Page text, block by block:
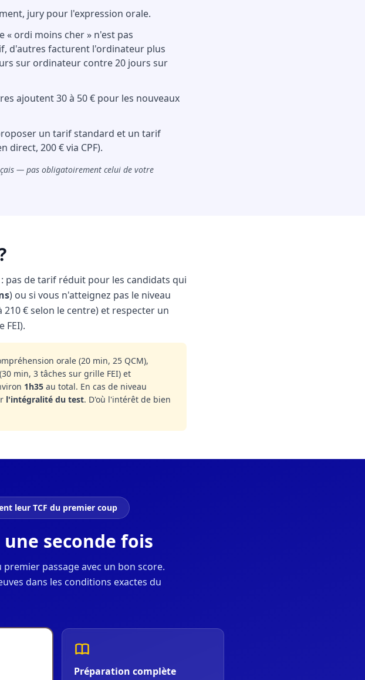
jury pour l'expression orale.
ordi moins cher » n'est pas
d'autres facturent l'ordinateur plus
sur ordinateur contre 20 jours sur
ajoutent 30 à 50 € pour les nouveaux
un tarif standard et un tarif
direct, 200 € via CPF).
— pas obligatoirement celui de votre
: pas de tarif réduit pour les candidats qui
) ou si vous n'atteignez pas le niveau
€ selon le centre) et respecter un
FEI).
orale (20 min, 25 QCM),
min, 3 tâches sur grille FEI) et
1h35 au total. En cas de niveau
l'intégralité du test. D'où l'intérêt de bien
leur TCF du premier coup
seconde fois
passage avec un bon score.
dans les conditions exactes du
Préparation complète